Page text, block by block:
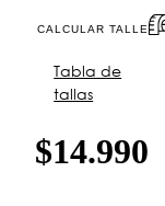
CALCULAR TALLE
Tabla de
tallas
$14.990